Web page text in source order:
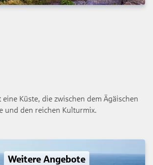
Küste, die zwischen dem Ägäischen
und den reichen Kulturmix.
Weitere Angebote